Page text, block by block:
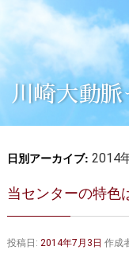
大動脈瘤について 基本編
3分でわかる大動脈瘤・
腹部大動脈瘤の治療
大動脈弁・大動脈基部の
川崎大動
日別アーカイブ: 2014
当センターの特色
投稿日: 2014年7月3日 作成